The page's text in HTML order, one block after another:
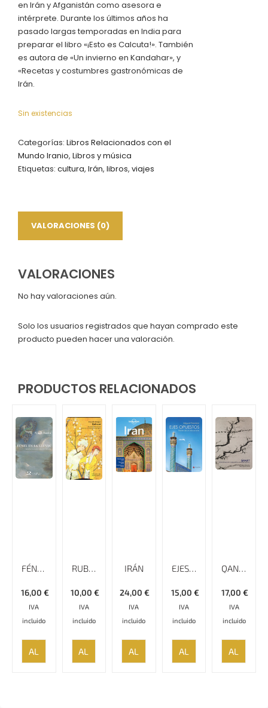
en Irán y Afganistán como asesora e
intérprete. Durante los últimos años ha
pasado largas temporadas en India para
preparar el libro «¡Esto es Calcuta!». También
es autora de «Un invierno en Kandahar», y
«Recetas y costumbres gastronómicas de
Irán.
Sin existencias
Categorías: Libros Relacionados con el
Mundo Iranio, Libros y música
Etiquetas: cultura, Irán, libros, viajes
VALORACIONES (0)
VALORACIONES
No hay valoraciones aún.
Solo los usuarios registrados que hayan comprado este
producto pueden hacer una valoración.
PRODUCTOS RELACIONADOS
FÉNIX EN LA LLUVIA
€
16,00
IVA
incluido
AL
CARRITO
RUBAYAT
€
10,00
IVA
incluido
AL
CARRITO
IRÁN
€
24,00
IVA
incluido
AL
CARRITO
EJES OPUESTOS -RELATO DE UN AÑO EN IRÁN
€
15,00
IVA
incluido
AL
CARRITO
QANAT
€
17,00
IVA
incluido
AL
CARRITO